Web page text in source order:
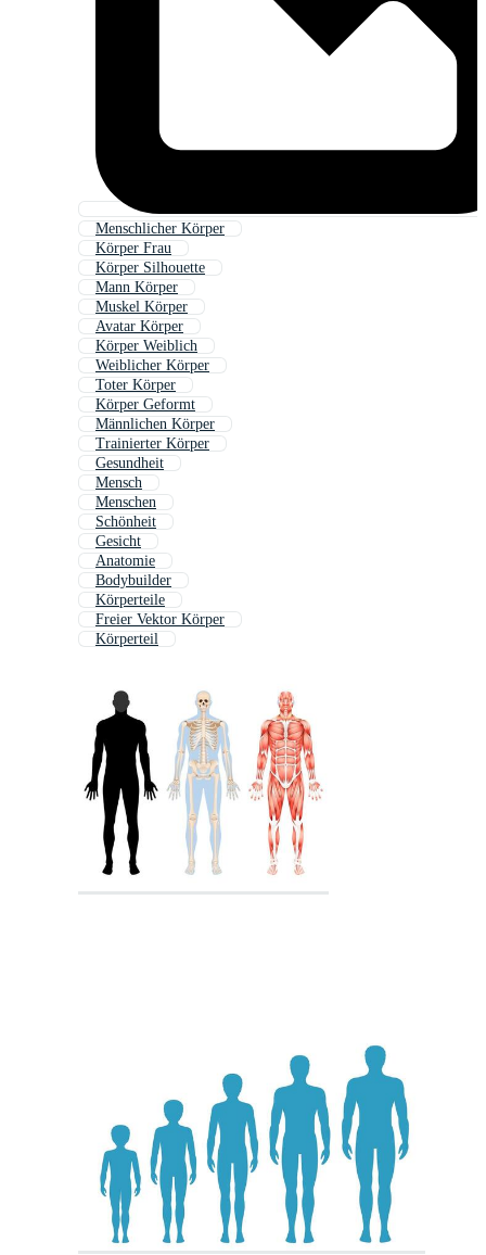
Menschlicher Körper
Körper Frau
Körper Silhouette
Mann Körper
Muskel Körper
Avatar Körper
Körper Weiblich
Weiblicher Körper
Toter Körper
Körper Geformt
Männlichen Körper
Trainierter Körper
Gesundheit
Mensch
Menschen
Schönheit
Gesicht
Anatomie
Bodybuilder
Körperteile
Freier Vektor Körper
Körperteil